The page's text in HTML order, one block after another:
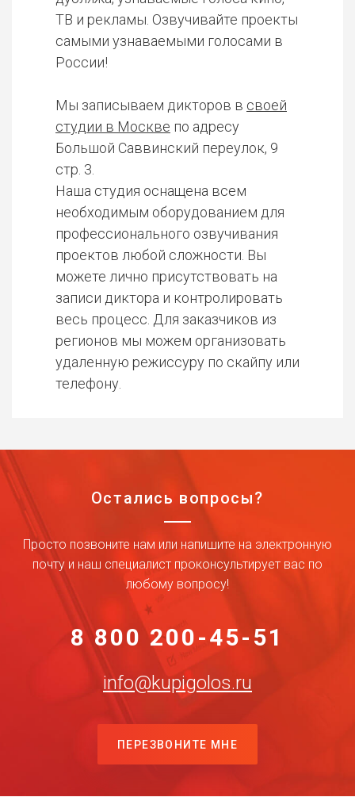
ТВ и рекламы. Озвучивайте проекты
самыми узнаваемыми голосами в
России!
Мы записываем дикторов в своей
студии в Москве по адресу
Большой Саввинский переулок, 9
стр. 3.
Наша студия оснащена всем
необходимым оборудованием для
профессионального озвучивания
проектов любой сложности. Вы
можете лично присутствовать на
записи диктора и контролировать
весь процесс. Для заказчиков из
регионов мы можем организовать
удаленную режиссуру по скайпу или
телефону.
Остались вопросы?
Просто позвоните нам или напишите на электронную
почту и наш специалист проконсультирует вас по
любому вопросу!
8 800 200-45-51
info@kupigolos.ru
ПЕРЕЗВОНИТЕ МНЕ